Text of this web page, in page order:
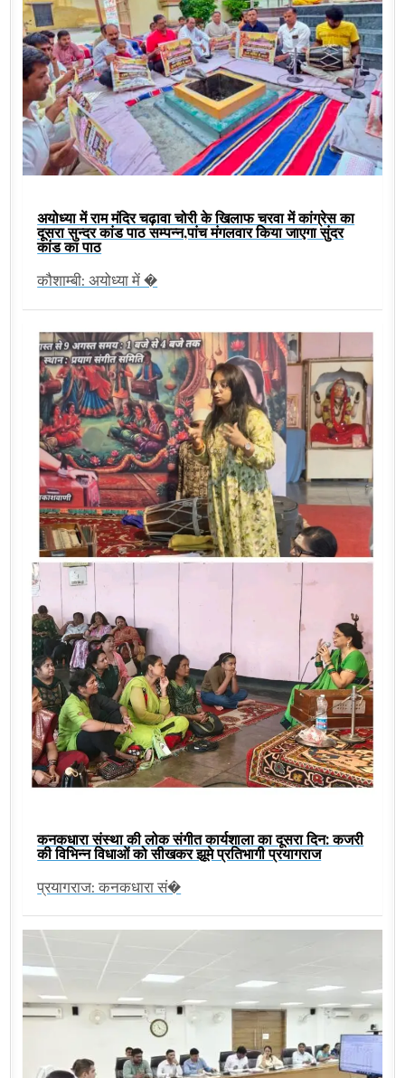
अयोध्या में राम मंदिर चढ़ावा चोरी के खिलाफ चरवा में कांग्रेस का
दूसरा सुन्दर कांड पाठ सम्पन्न,पांच मंगलवार किया जाएगा सुंदर
कांड का पाठ
कौशाम्बी: अयोध्या में �
कनकधारा संस्था की लोक संगीत कार्यशाला का दूसरा दिन: कजरी
की विभिन्न विधाओं को सीखकर झूमे प्रतिभागी प्रयागराज
प्रयागराज: कनकधारा सं�